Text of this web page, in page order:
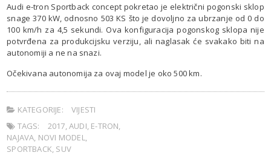
Audi e-tron Sportback concept pokretao je električni pogonski sklop
snage 370 kW, odnosno 503 KS što je dovoljno za ubrzanje od 0 do
100 km/h za 4,5 sekundi. Ova konfiguracija pogonskog sklopa nije
potvrđena za produkcijsku verziju, ali naglasak će svakako biti na
autonomiji a ne na snazi.
Očekivana autonomija za ovaj model je oko 500 km.
KATEGORIJE:
VIJESTI
TAGS:
2017 AUDI E-TRON
NAJAVA NOVI MODEL
SPORTBACK SUV